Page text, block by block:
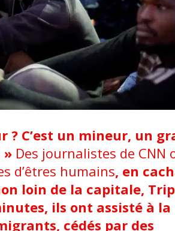
? C’est un mineur, un
» Des journalistes de CNN
d’êtres humains, en
loin de la capitale,
ils ont assisté à la
cédés par des